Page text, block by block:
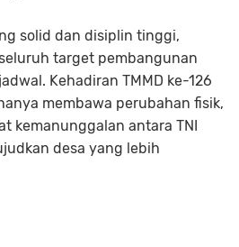
solid dan disiplin tinggi,
target pembangunan
Kehadiran TMMD ke-126
membawa perubahan fisik,
kemanunggalan antara TNI
desa yang lebih